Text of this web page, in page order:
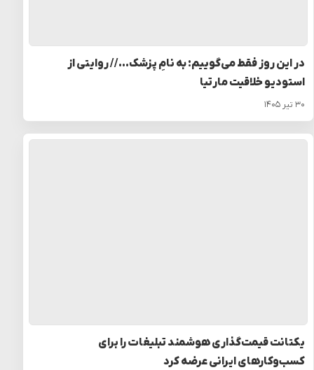
در این روز فقط می‌گوییم: به نامِ پزشک… // روایتی از
استودیو خلاقیت مارتیا
۳۰ تیر ۱۴۰۵
یکتانت قیمت‌گذاری هوشمند تبلیغات را برای
کسب‌وکارهای ایرانی عرضه کرد